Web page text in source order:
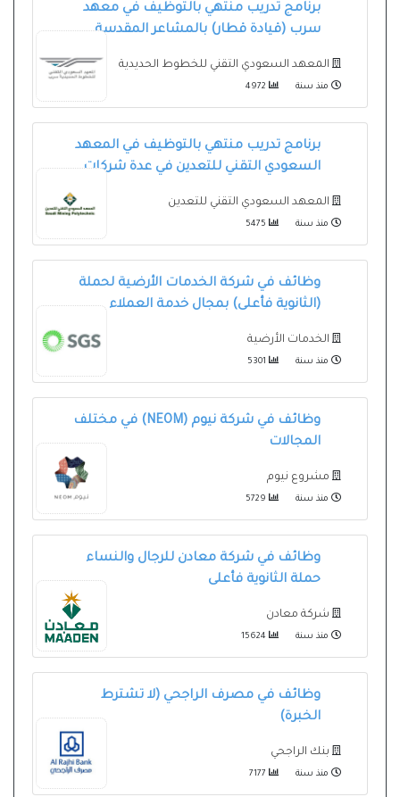
برنامج تدريب منتهي بالتوظيف في معهد
سرب (قيادة قطار) بالمشاعر المقدسة
المعهد السعودي التقني للخطوط الحديدية
منذ سنة
برنامج تدريب منتهي بالتوظيف في المعهد
السعودي التقني للتعدين في عدة شركات
المعهد السعودي التقني للتعدين
منذ سنة
وظائف في شركة الخدمات الأرضية لحملة
(الثانوية فأعلى) بمجال خدمة العملاء
الخدمات الأرضية
منذ سنة
وظائف في شركة نيوم (NEOM) في مختلف
المجالات
مشروع نيوم
منذ سنة
وظائف في شركة معادن للرجال والنساء
حملة الثانوية فأعلى
شركة معادن
منذ سنة
وظائف في مصرف الراجحي (لا تشترط
الخبرة)
بنك الراجحي
منذ سنة